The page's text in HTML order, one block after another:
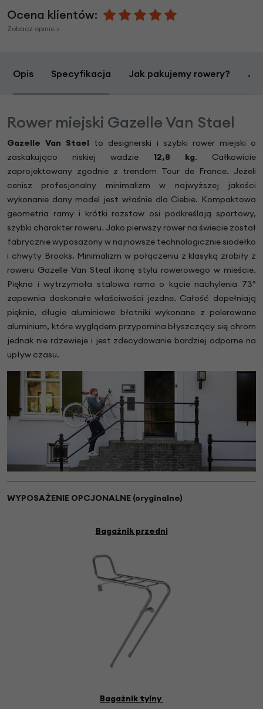
Ocena klientów:
Zobacz opinie >
Opis Specyfikacja Jak pakujemy rowery?
Rower miejski Gazelle Van Stael
Gazelle Van Stael to designerski i szybki rower miejski o
zaskakująco niskiej wadzie 12,8 kg. Całkowicie
zaprojektowany zgodnie z trendem Tour de France. Jeżeli
cenisz profesjonalny minimalizm w najwyższej jakości
wykonanie dany model jest właśnie dla Ciebie. Kompaktowa
geometria ramy i krótki rozstaw osi podkreślają sportowy,
szybki charakter roweru. Jako pierwszy rower na świecie został
fabrycznie wyposażony w najnowsze technologicznie siodełko
i chwyty Brooks. Minimalizm w połączeniu z klasyką zrobiły z
roweru Gazelle Van Steal ikonę stylu rowerowego w mieście.
Piękna i wytrzymała stalowa rama o kącie nachylenia 73°
zapewnia doskonałe właściwości jezdne. Całość dopełniają
pięknie, długie aluminiowe błotniki wykonane z polerowane
aluminium, które wyglądem przypomina błyszczący się chrom
jednak nie rdzewieje i jest zdecydowanie bardziej odporne na
upływ czasu.
WYPOSAŻENIE OPCJONALNE (oryginalne)
Bagażnik przedni
Bagażnik tylny